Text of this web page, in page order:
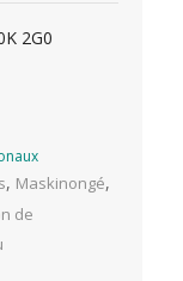
2G0
, Maskinongé,
de